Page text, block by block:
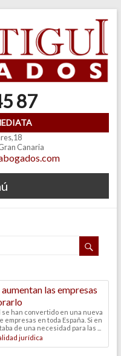
87
Canaria
las empresas
se han convertido en una nueva
empresas en toda España. Si en
de una necesidad para las ...
jurídica